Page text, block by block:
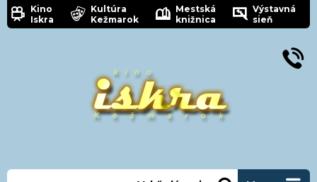
Kino
Iskra
Kultúra
Kežmarok
Mestská
knižnica
Výstavná
sieň